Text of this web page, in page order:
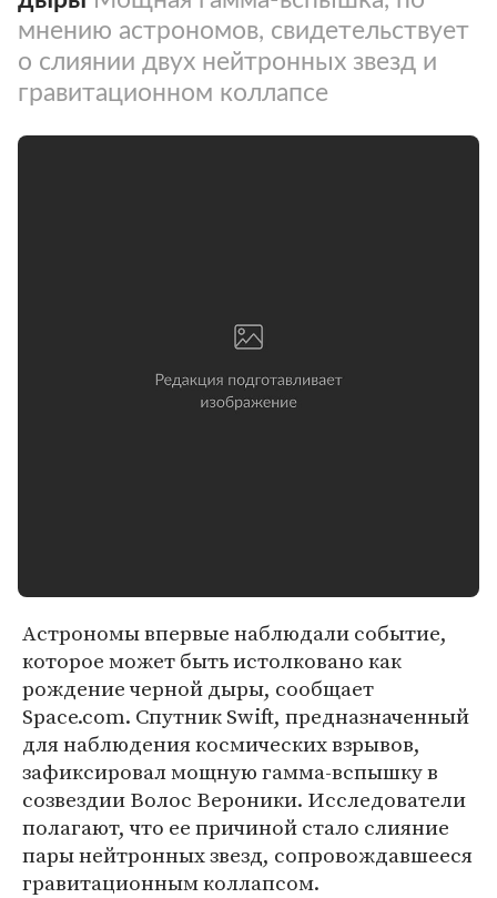
мнению астрономов, свидетельствует
о слиянии двух нейтронных звезд и
гравитационном коллапсе
Астрономы впервые наблюдали событие,
которое может быть истолковано как
рождение черной дыры, сообщает
Space.com. Спутник Swift, предназначенный
для наблюдения космических взрывов,
зафиксировал мощную гамма-вспышку в
созвездии Волос Вероники. Исследователи
полагают, что ее причиной стало слияние
пары нейтронных звезд, сопровождавшееся
гравитационным коллапсом.